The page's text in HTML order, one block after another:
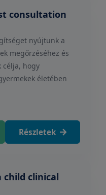
consultation
nyújtunk a
megőrzéséhez és
célja, hogy
életében
Részletek
clinical